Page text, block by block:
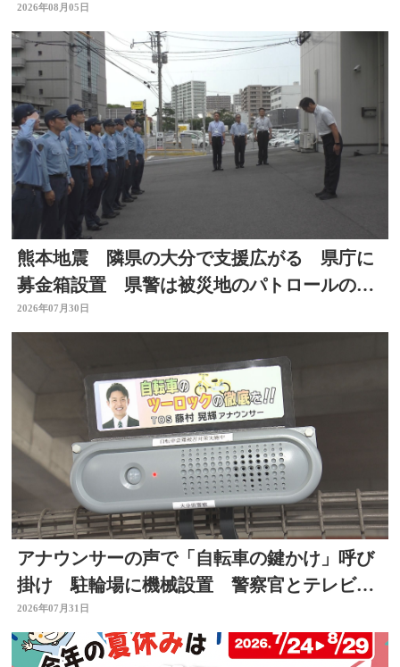
出作りに 大分
2026年08月05日
熊本地震 隣県の大分で支援広がる 県庁に
募金箱設置 県警は被災地のパトロールのた
め部隊を派遣
2026年07月30日
アナウンサーの声で「自転車の鍵かけ」呼び
掛け 駐輪場に機械設置 警察官とテレビ局
がタッグ 大分
2026年07月31日